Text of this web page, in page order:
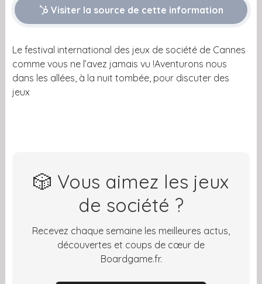
Visiter la source de cette information
Le festival international des jeux de société de Cannes
comme vous ne l’avez jamais vu !Aventurons nous
dans les allées, à la nuit tombée, pour discuter des
jeux
🎲 Vous aimez les jeux
de société ?
Recevez chaque semaine les meilleures actus,
découvertes et coups de cœur de
Boardgame.fr.